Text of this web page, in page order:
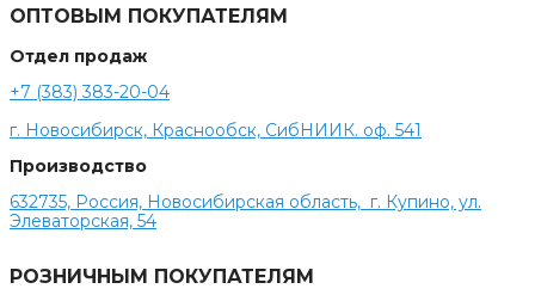
ОПТОВЫМ ПОКУПАТЕЛЯМ
Отдел продаж
+7 (383) 383-20-04
г. Новосибирск, Краснообск, СибНИИК. оф. 541
Производство
632735, Россия, Новосибирская область, г. Купино, ул.
Элеваторская, 54
РОЗНИЧНЫМ ПОКУПАТЕЛЯМ